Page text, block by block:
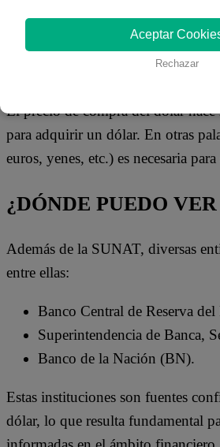
DÓLAR EN PERÚ:
El precio de compra del dólar
para adquirir un dólar. En otras
euros, yenes, etc.) es necesaria
¿DÓNDE PUEDO
Además de la SUNAT, diversas
entre ellas:
Banco Central de Reserva
Superintendencia de Banca,
Banco de la Nación (BN).
Estas instituciones son fuentes
dólar, lo que resulta fundamental
Aceptar
Rechazar